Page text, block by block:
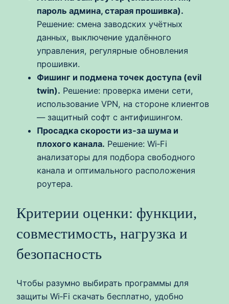
пароль админа, старая прошивка).
Решение: смена заводских учётных
данных, выключение удалённого
управления, регулярные обновления
прошивки.
Фишинг и подмена точек доступа (evil
twin). Решение: проверка имени сети,
использование VPN, на стороне клиентов
— защитный софт с антифишингом.
Просадка скорости из‑за шума и
плохого канала. Решение: Wi‑Fi
анализаторы для подбора свободного
канала и оптимального расположения
роутера.
Критерии оценки: функции,
совместимость, нагрузка и
безопасность
Чтобы разумно выбирать программы для
защиты Wi‑Fi скачать бесплатно, удобно